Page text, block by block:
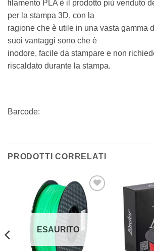
filamento PLA è il prodotto più venduto
per la stampa 3D, con la
ragione che è utile in una vasta gamma
suoi vantaggi sono che è
inodore, facile da stampare e non
riscaldato durante la stampa.
Barcode:
PRODOTTI CORRELATI
Aggiungi
alla lista
dei
desideri
ESAURITO